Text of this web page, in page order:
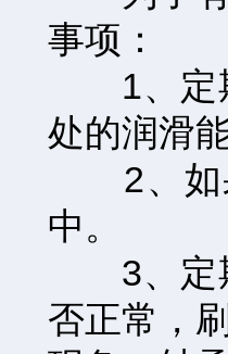
事项：
1、定期
处的润滑
2、如果
中。
3、定期
否正常，